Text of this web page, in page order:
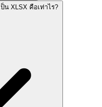
น XLSX คือเท่าไร?